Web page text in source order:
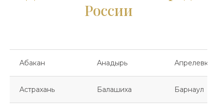
России
Абакан Анадырь Апрелевка
Астрахань Балашиха Барнаул